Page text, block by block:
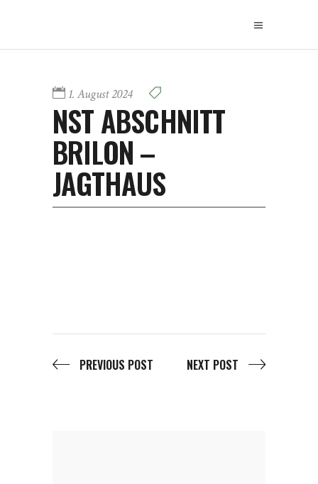
1. August 2024
NST ABSCHNITT
BRILON –
JAGTHAUS
PREVIOUS POST NEXT POST